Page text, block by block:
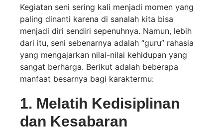
Kegiatan seni sering kali menjadi momen yang
paling dinanti karena di sanalah kita bisa
menjadi diri sendiri sepenuhnya. Namun, lebih
dari itu, seni sebenarnya adalah “guru” rahasia
yang mengajarkan nilai-nilai kehidupan yang
sangat berharga. Berikut adalah beberapa
manfaat besarnya bagi karaktermu:
1. Melatih Kedisiplinan
dan Kesabaran